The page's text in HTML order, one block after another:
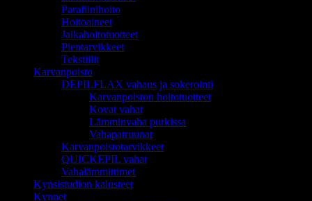
Parafiinihoito
Hoitoaineet
Jalkahoitotuotteet
Pientarvikkeet
Tekstiilit
Karvanpoisto
DEPILFLAX vahaus ja sokerointi
Karvanpoiston hoitotuotteet
Kovat vahat
Lämminvaha purkissa
Vahapatruunat
Karvanpoistotarvikkeet
QUICKEPIL vahat
Vahalämmittimet
Kynsistudion kalusteet
Kynnet